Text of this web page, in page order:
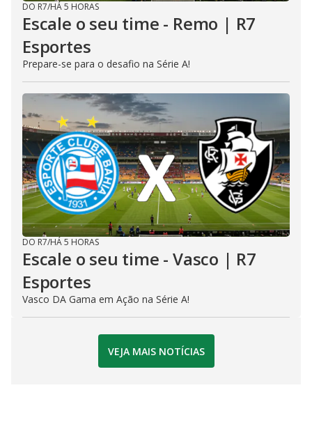
DO R7/HÁ 5 HORAS
Escale o seu time - Remo | R7
Esportes
Prepare-se para o desafio na Série A!
DO R7/HÁ 5 HORAS
Escale o seu time - Vasco | R7
Esportes
Vasco DA Gama em Ação na Série A!
VEJA MAIS NOTÍCIAS